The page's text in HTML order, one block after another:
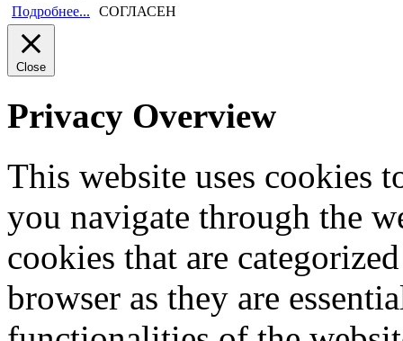
Подробнее... СОГЛАСЕН
Close
Privacy Overview
This website uses cookies
you navigate through the
cookies that are
browser as they are